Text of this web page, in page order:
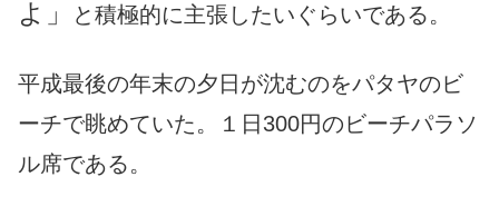
よ」
と積極的に主張したいぐらいである。
平成最後の年末の夕日が沈むのをパタヤのビ
ーチで眺めていた。１日300円のビーチパラソ
ル席である。